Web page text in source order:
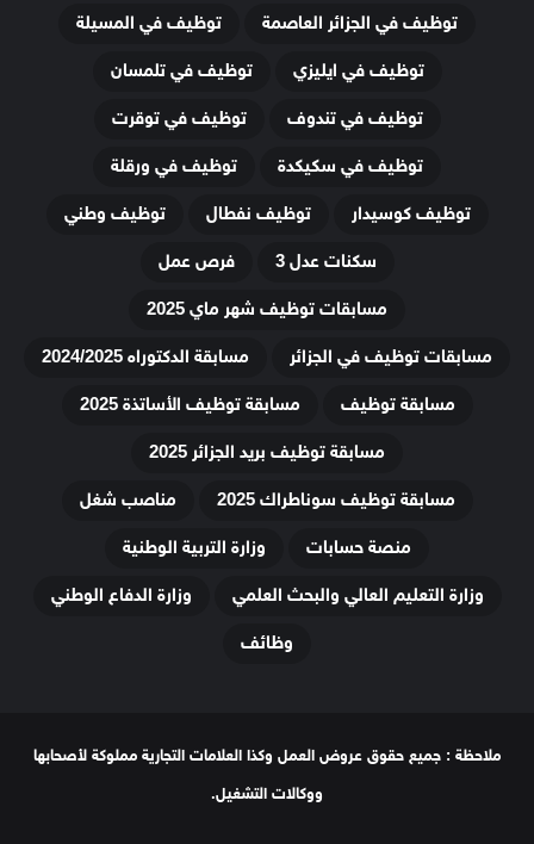
توظيف في الجزائر العاصمة
توظيف في المسيلة
توظيف في ايليزي
توظيف في تلمسان
توظيف في تندوف
توظيف في توقرت
توظيف في سكيكدة
توظيف في ورقلة
توظيف كوسيدار
توظيف نفطال
توظيف وطني
سكنات عدل 3
فرص عمل
مسابقات توظيف شهر ماي 2025
مسابقات توظيف في الجزائر
مسابقة الدكتوراه 2024/2025
مسابقة توظيف
مسابقة توظيف الأساتذة 2025
مسابقة توظيف بريد الجزائر 2025
مسابقة توظيف سوناطراك 2025
مناصب شغل
منصة حسابات
وزارة التربية الوطنية
وزارة التعليم العالي والبحث العلمي
وزارة الدفاع الوطني
وظائف
ملاحظة : جميع حقوق عروض العمل وكذا العلامات التجارية مملوكة لأصحابها
ووكالات التشغيل.